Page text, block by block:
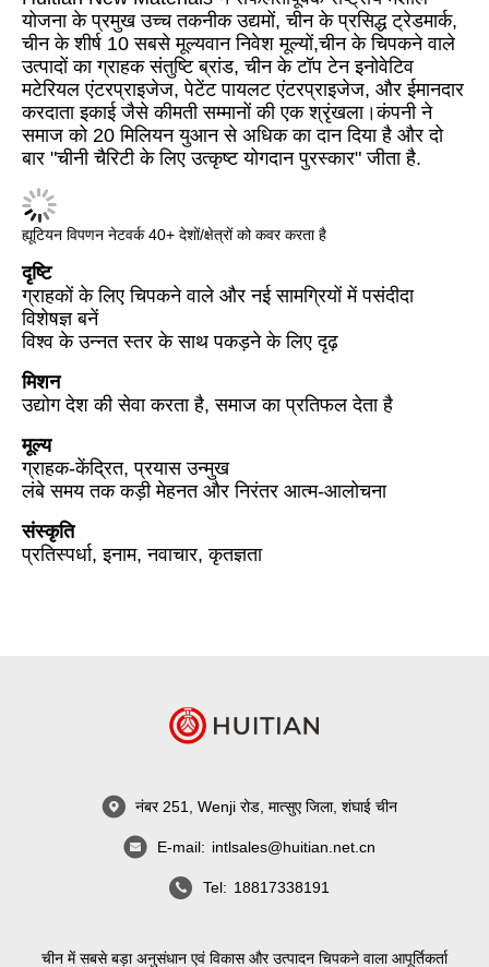
योजना के प्रमुख उच्च तकनीक उद्यमों, चीन के प्रसिद्ध ट्रेडमार्क,
चीन के शीर्ष 10 सबसे मूल्यवान निवेश मूल्यों,चीन के चिपकने वाले
उत्पादों का ग्राहक संतुष्टि ब्रांड, चीन के टॉप टेन इनोवेटिव
मटेरियल एंटरप्राइजेज, पेटेंट पायलट एंटरप्राइजेज, और ईमानदार
करदाता इकाई जैसे कीमती सम्मानों की एक श्रृंखला।कंपनी ने
समाज को 20 मिलियन युआन से अधिक का दान दिया है और दो
बार "चीनी चैरिटी के लिए उत्कृष्ट योगदान पुरस्कार" जीता है.
ह्यूटियन विपणन नेटवर्क 40+ देशों/क्षेत्रों को कवर करता है
दृष्टि
ग्राहकों के लिए चिपकने वाले और नई सामग्रियों में पसंदीदा
विशेषज्ञ बनें
विश्व के उन्नत स्तर के साथ पकड़ने के लिए दृढ़
मिशन
उद्योग देश की सेवा करता है, समाज का प्रतिफल देता है
मूल्य
ग्राहक-केंद्रित, प्रयास उन्मुख
लंबे समय तक कड़ी मेहनत और निरंतर आत्म-आलोचना
संस्कृति
प्रतिस्पर्धा, इनाम, नवाचार, कृतज्ञता
नंबर 251, Wenji रोड, मात्सुए जिला, शंघाई चीन
E-mail: intlsales@huitian.net.cn
Tel: 18817338191
चीन में सबसे बड़ा अनुसंधान एवं विकास और उत्पादन चिपकने वाला आपूर्तिकर्ता